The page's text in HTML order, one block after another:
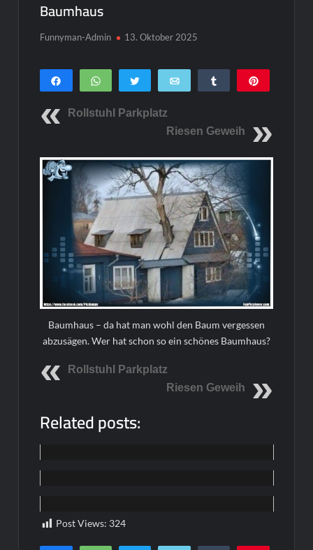
Baumhaus
Funnyman-Admin 13. Oktober 2025
Teilen WhatsApp Twittern E-Mail Teilen
SHARES
Rollstuhl Parkplatz
Riesen Geweih
Baumhaus – da hat man wohl den Baum vergessen
abzusägen. Wer hat schon so ein schönes Baumhaus?
Rollstuhl Parkplatz
Riesen Geweih
Related posts:
Post Views: 324